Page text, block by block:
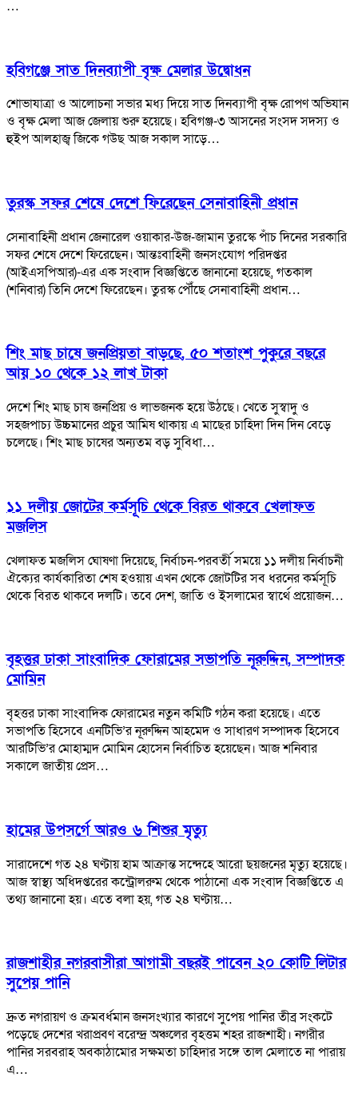
…
হবিগঞ্জে সাত দিনব্যাপী বৃক্ষ মেলার উদ্বোধন
শোভাযাত্রা ও আলোচনা সভার মধ্য দিয়ে সাত দিনব্যাপী বৃক্ষ রোপণ অভিযান
ও বৃক্ষ মেলা আজ জেলায় শুরু হয়েছে। হবিগঞ্জ-৩ আসনের সংসদ সদস্য ও
হুইপ আলহাজ্ব জিকে গউছ আজ সকাল সাড়ে…
তুরস্ক সফর শেষে দেশে ফিরেছেন সেনাবাহিনী প্রধান
সেনাবাহিনী প্রধান জেনারেল ওয়াকার-উজ-জামান তুরস্কে পাঁচ দিনের সরকারি
সফর শেষে দেশে ফিরেছেন। আন্তঃবাহিনী জনসংযোগ পরিদপ্তর
(আইএসপিআর)-এর এক সংবাদ বিজ্ঞপ্তিতে জানানো হয়েছে, গতকাল
(শনিবার) তিনি দেশে ফিরেছেন। তুরস্ক পৌঁছে সেনাবাহিনী প্রধান…
শিং মাছ চাষে জনপ্রিয়তা বাড়ছে, ৫০ শতাংশ পুকুরে বছরে
আয় ১০ থেকে ১২ লাখ টাকা
দেশে শিং মাছ চাষ জনপ্রিয় ও লাভজনক হয়ে উঠছে। খেতে সুস্বাদু ও
সহজপাচ্য উচ্চমানের প্রচুর আমিষ থাকায় এ মাছের চাহিদা দিন দিন বেড়ে
চলেছে। শিং মাছ চাষের অন্যতম বড় সুবিধা…
১১ দলীয় জোটের কর্মসূচি থেকে বিরত থাকবে খেলাফত
মজলিস
খেলাফত মজলিস ঘোষণা দিয়েছে, নির্বাচন-পরবর্তী সময়ে ১১ দলীয় নির্বাচনী
ঐক্যের কার্যকারিতা শেষ হওয়ায় এখন থেকে জোটটির সব ধরনের কর্মসূচি
থেকে বিরত থাকবে দলটি। তবে দেশ, জাতি ও ইসলামের স্বার্থে প্রয়োজন…
বৃহত্তর ঢাকা সাংবাদিক ফোরামের সভাপতি নূরুদ্দিন, সম্পাদক
মোমিন
বৃহত্তর ঢাকা সাংবাদিক ফোরামের নতুন কমিটি গঠন করা হয়েছে। এতে
সভাপতি হিসেবে এনটিভি’র নূরুদ্দিন আহমেদ ও সাধারণ সম্পাদক হিসেবে
আরটিভি’র মোহাম্মদ মোমিন হোসেন নির্বাচিত হয়েছেন। আজ শনিবার
সকালে জাতীয় প্রেস…
হামের উপসর্গে আরও ৬ শিশুর মৃত্যু
সারাদেশে গত ২৪ ঘণ্টায় হাম আক্রান্ত সন্দেহে আরো ছয়জনের মৃত্যু হয়েছে।
আজ স্বাস্থ্য অধিদপ্তরের কন্ট্রোলরুম থেকে পাঠানো এক সংবাদ বিজ্ঞপ্তিতে এ
তথ্য জানানো হয়। এতে বলা হয়, গত ২৪ ঘণ্টায়…
রাজশাহীর নগরবাসীরা আগামী বছরই পাবেন ২০ কোটি লিটার
সুপেয় পানি
দ্রুত নগরায়ণ ও ক্রমবর্ধমান জনসংখ্যার কারণে সুপেয় পানির তীব্র সংকটে
পড়েছে দেশের খরাপ্রবণ বরেন্দ্র অঞ্চলের বৃহত্তম শহর রাজশাহী। নগরীর
পানির সরবরাহ অবকাঠামোর সক্ষমতা চাহিদার সঙ্গে তাল মেলাতে না পারায়
এ…